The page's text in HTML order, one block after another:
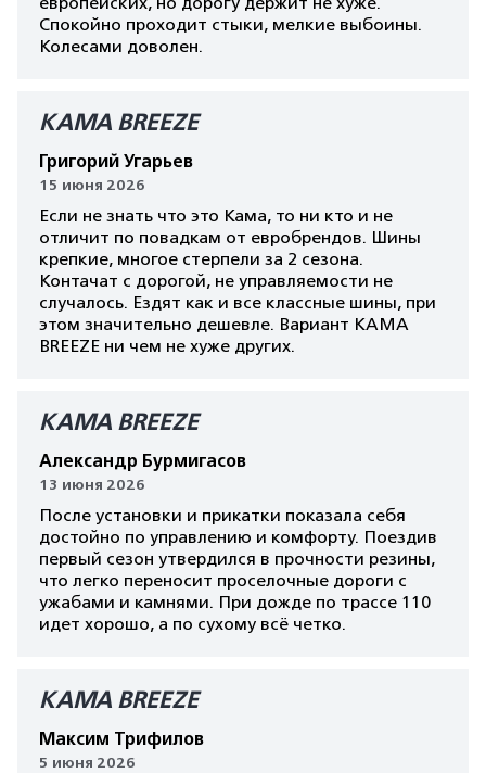
Спокойно проходит стыки, мелкие выбоины.
Колесами доволен.
КАМА BREEZE
Григорий Угарьев
15 июня 2026
Если не знать что это Кама, то ни кто и не
отличит по повадкам от евробрендов. Шины
крепкие, многое стерпели за 2 сезона.
Контачат с дорогой, не управляемости не
случалось. Ездят как и все классные шины, при
этом значительно дешевле. Вариант КАМА
BREEZE ни чем не хуже других.
КАМА BREEZE
Александр Бурмигасов
13 июня 2026
После установки и прикатки показала себя
достойно по управлению и комфорту. Поездив
первый сезон утвердился в прочности резины,
что легко переносит проселочные дороги с
ужабами и камнями. При дожде по трассе 110
идет хорошо, а по сухому всё четко.
КАМА BREEZE
Максим Трифилов
5 июня 2026